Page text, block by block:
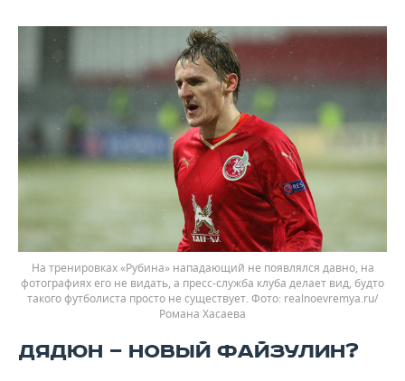
На тренировках «Рубина» нападающий не появлялся давно, на
фотографиях его не видать, а пресс-служба клуба делает вид, будто
такого футболиста просто не существует.
realnoevremya.ru/
Романа Хасаева
ДЯДЮН — НОВЫЙ ФАЙЗУЛИН?